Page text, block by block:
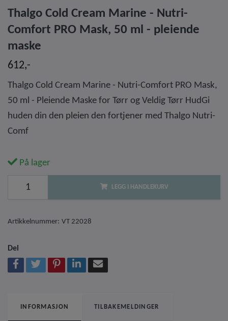
Thalgo Cold Cream Marine - Nutri-
Comfort PRO Mask, 50 ml - pleiende
maske
612,-
Thalgo Cold Cream Marine - Nutri-Comfort PRO Mask,
50 ml - Pleiende Maske for Tørr og Veldig Tørr HudGi
huden din den pleien den fortjener med Thalgo Nutri-
Comf
På lager
LEGG I HANDLEKURV
Artikkelnummer: VT 22028
Del
INFORMASJON TILBAKEMELDINGER